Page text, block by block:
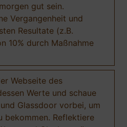
gut sein.
Vergangenheit und
Resultate (z.B.
10% durch Maßnahme
Webseite des
Werte und schaue
Glassdoor vorbei, um
bekommen. Reflektiere